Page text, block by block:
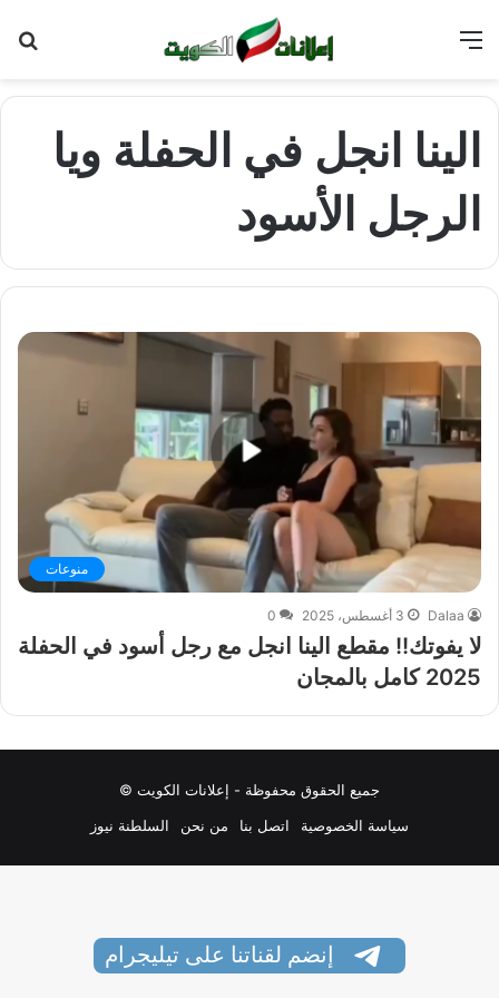
الينا انجل في الحفلة ويا
الرجل الأسود
منوعات
Dalaa 3 أغسطس، 2025 0
لا يفوتك!! مقطع الينا انجل مع رجل أسود في الحفلة
2025 كامل بالمجان
جميع الحقوق محفوظة - إعلانات الكويت ©
سياسة الخصوصية
اتصل بنا من نحن السلطنة نيوز
إنضم لقناتنا على تيليجرام